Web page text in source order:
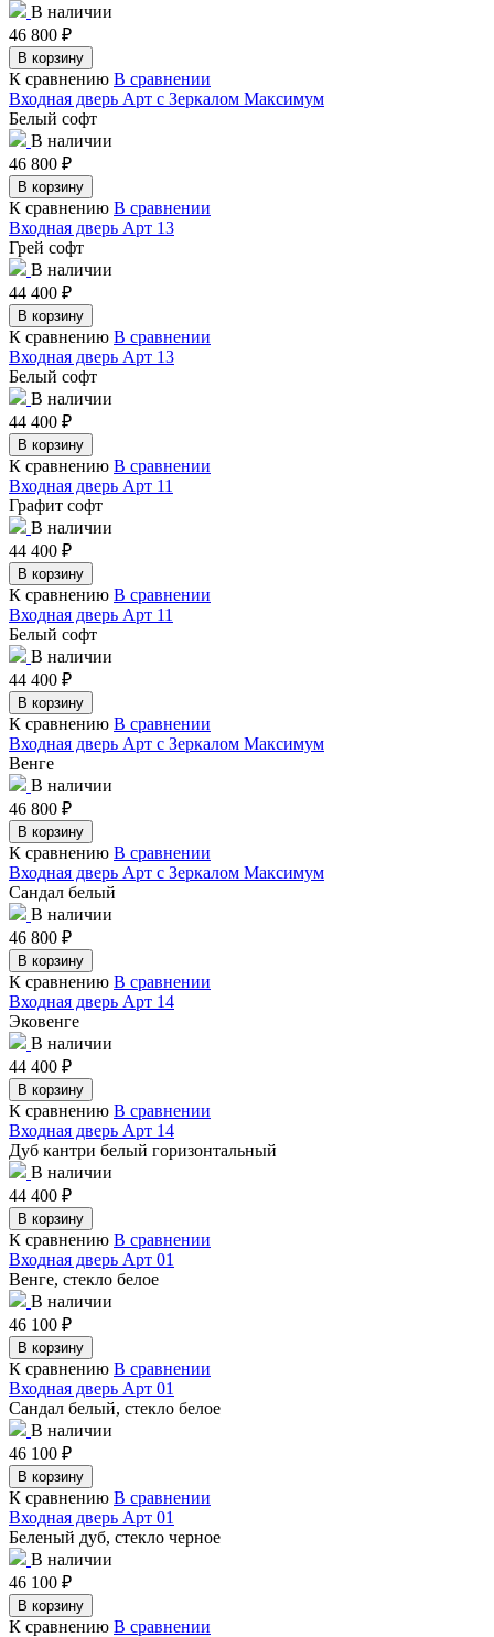
В наличии
46 800 ₽
В корзину
К сравнению В сравнении
Входная дверь Арт с Зеркалом Максимум
Белый софт
В наличии
46 800 ₽
В корзину
К сравнению В сравнении
Входная дверь Арт 13
Грей софт
В наличии
44 400 ₽
В корзину
К сравнению В сравнении
Входная дверь Арт 13
Белый софт
В наличии
44 400 ₽
В корзину
К сравнению В сравнении
Входная дверь Арт 11
Графит софт
В наличии
44 400 ₽
В корзину
К сравнению В сравнении
Входная дверь Арт 11
Белый софт
В наличии
44 400 ₽
В корзину
К сравнению В сравнении
Входная дверь Арт с Зеркалом Максимум
Венге
В наличии
46 800 ₽
В корзину
К сравнению В сравнении
Входная дверь Арт с Зеркалом Максимум
Сандал белый
В наличии
46 800 ₽
В корзину
К сравнению В сравнении
Входная дверь Арт 14
Эковенге
В наличии
44 400 ₽
В корзину
К сравнению В сравнении
Входная дверь Арт 14
Дуб кантри белый горизонтальный
В наличии
44 400 ₽
В корзину
К сравнению В сравнении
Входная дверь Арт 01
Венге, стекло белое
В наличии
46 100 ₽
В корзину
К сравнению В сравнении
Входная дверь Арт 01
Сандал белый, стекло белое
В наличии
46 100 ₽
В корзину
К сравнению В сравнении
Входная дверь Арт 01
Беленый дуб, стекло черное
В наличии
46 100 ₽
В корзину
К сравнению В сравнении